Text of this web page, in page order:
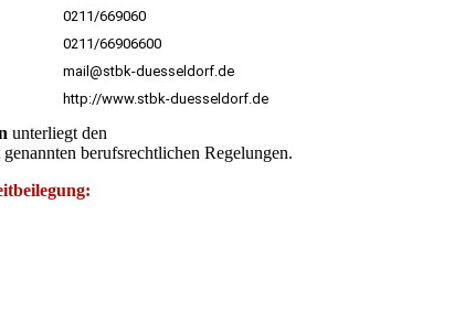
0211/669060
0211/66906600
mail@stbk-duesseldorf.de
http://www.stbk-duesseldorf.de
unterliegt den
genannten berufsrechtlichen Regelungen.